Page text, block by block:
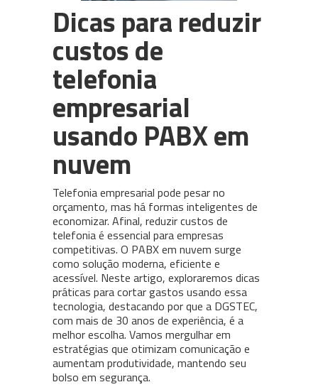
Dicas para reduzir
custos de
telefonia
empresarial
usando PABX em
nuvem
Telefonia empresarial pode pesar no
orçamento, mas há formas inteligentes de
economizar. Afinal, reduzir custos de
telefonia é essencial para empresas
competitivas. O PABX em nuvem surge
como solução moderna, eficiente e
acessível. Neste artigo, exploraremos dicas
práticas para cortar gastos usando essa
tecnologia, destacando por que a DGSTEC,
com mais de 30 anos de experiência, é a
melhor escolha. Vamos mergulhar em
estratégias que otimizam comunicação e
aumentam produtividade, mantendo seu
bolso em segurança.